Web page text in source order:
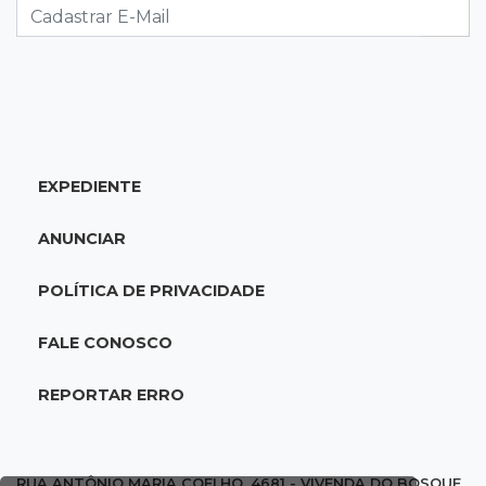
autorização é alvo da PF
17:02Cyber Trap
Discord para vender cartões clonados
Continuidade ou alternância: a oposição
permanecer no poder
EXPEDIENTE
ANUNCIAR
POLÍTICA DE PRIVACIDADE
FALE CONOSCO
REPORTAR ERRO